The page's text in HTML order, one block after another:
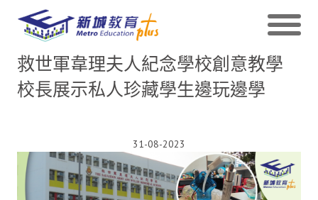
救世軍韋理夫人紀念學校創意教學
校長展示私人珍藏學生邊玩邊學
31-08-2023